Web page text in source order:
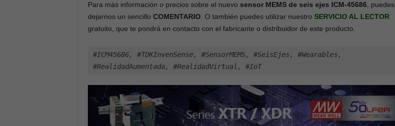
Para más información o precios sobre el nuevo sensor MEMS de seis ejes ICM-45686 , puedes
dejarnos un sencillo COMENTARIO . O también puedes utilizar nuestro SERVICIO AL LECTOR
gratuito, que te pondrá en contacto con el fabricante o distribuidor de este producto.
#ICM45686, #TDKInvenSense, #SensorMEMS, #SeisEjes, #Wearables,
#RealidadAumentada, #RealidadVirtual, #IoT